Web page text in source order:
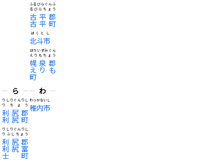
古平郡
古平町
ふるびらぐんふ
るびらちょう
北斗市
ほくとし
幌泉郡
えりも
町
ほろいずみぐん
えりもちょう
ら
利尻郡
利尻町
りしりぐんりし
りちょう
利尻郡
利尻富
士町
りしりぐんりし
りふじちょう
わ
稚内市
わっかないし